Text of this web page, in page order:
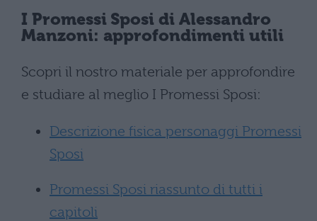
I Promessi Sposi di Alessandro
Manzoni: approfondimenti utili
Scopri il nostro materiale per approfondire
e studiare al meglio I Promessi Sposi:
Descrizione fisica personaggi Promessi
Sposi
Promessi Sposi riassunto di tutti i
capitoli